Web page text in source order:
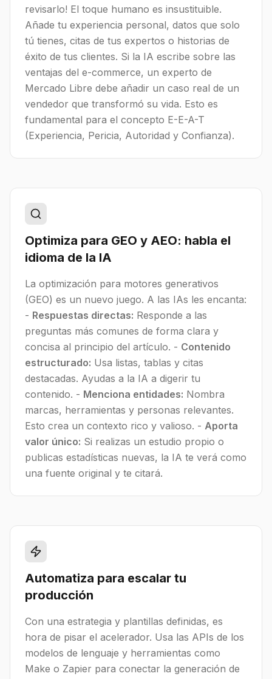
revisarlo! El toque humano es insustituible.
Añade tu experiencia personal, datos que solo
tú tienes, citas de tus expertos o historias de
éxito de tus clientes. Si la IA escribe sobre las
ventajas del e-commerce, un experto de
Mercado Libre debe añadir un caso real de un
vendedor que transformó su vida. Esto es
fundamental para el concepto E-E-A-T
(Experiencia, Pericia, Autoridad y Confianza).
Optimiza para GEO y AEO: habla el
idioma de la IA
La optimización para motores generativos
(GEO) es un nuevo juego. A las IAs les encanta:
- Respuestas directas: Responde a las
preguntas más comunes de forma clara y
concisa al principio del artículo. - Contenido
estructurado: Usa listas, tablas y citas
destacadas. Ayudas a la IA a digerir tu
contenido. - Menciona entidades: Nombra
marcas, herramientas y personas relevantes.
Esto crea un contexto rico y valioso. - Aporta
valor único: Si realizas un estudio propio o
publicas estadísticas nuevas, la IA te verá como
una fuente original y te citará.
Automatiza para escalar tu
producción
Con una estrategia y plantillas definidas, es
hora de pisar el acelerador. Usa las APIs de los
modelos de lenguaje y herramientas como
Make o Zapier para conectar la generación de